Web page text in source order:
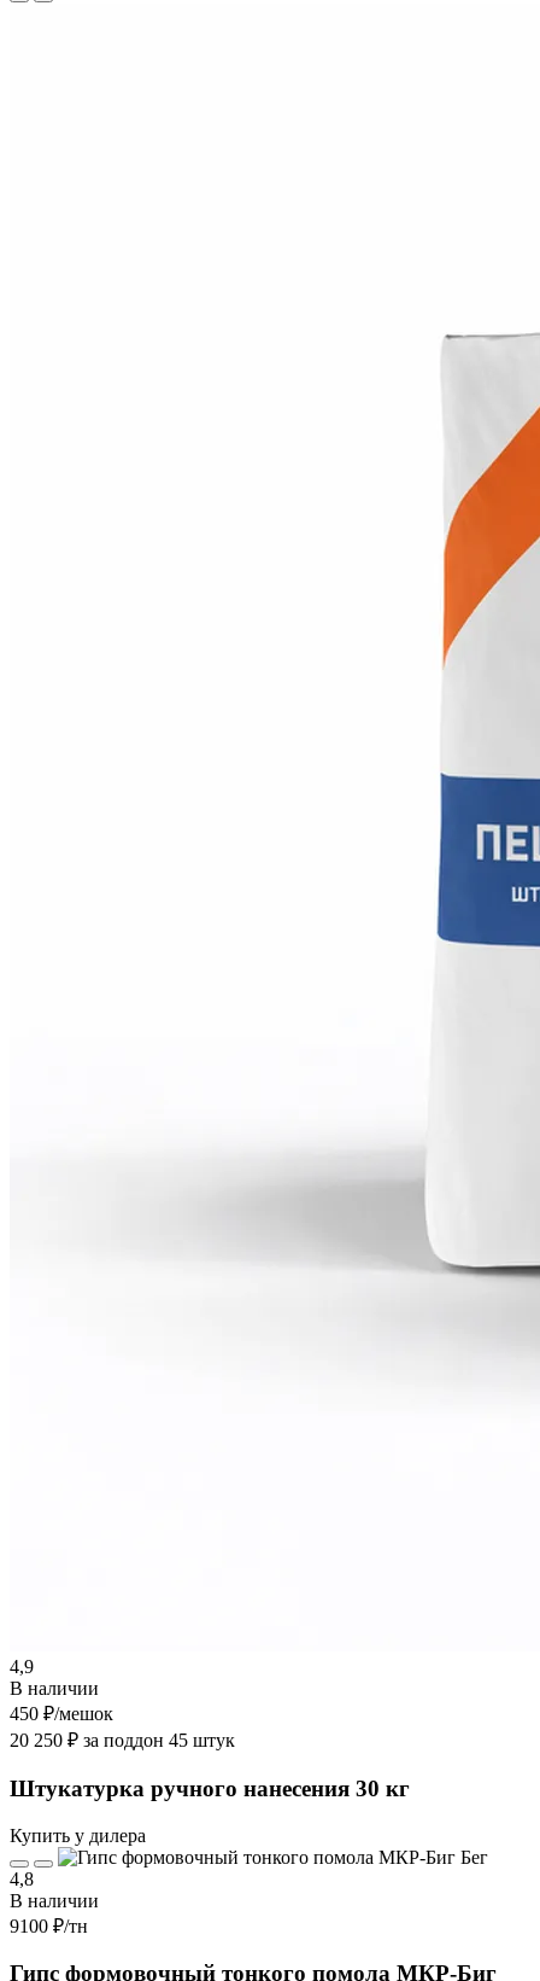
4,9
В наличии
450 ₽/мешок
20 250 ₽ за поддон 45 штук
Штукатурка ручного нанесения 30 кг
Купить у дилера
4,8
В наличии
9100 ₽/тн
Гипс формовочный тонкого помола МКР-Биг